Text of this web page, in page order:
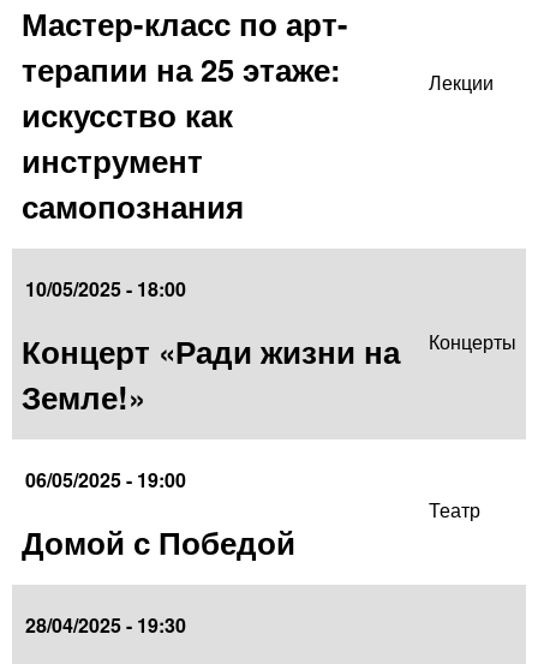
Мастер-класс по арт-
терапии на 25 этаже:
искусство как
инструмент
самопознания
Лекции
10/05/2025 - 18:00
Концерт «Ради жизни на
Земле!»
Концерты
06/05/2025 - 19:00
Домой с Победой
Театр
28/04/2025 - 19:30